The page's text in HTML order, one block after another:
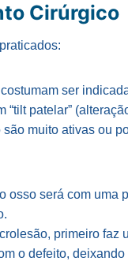
Cirúrgico
costumam ser
“tilt patelar”
são muito ativas ou
osso será com uma
primeiro faz
o defeito,